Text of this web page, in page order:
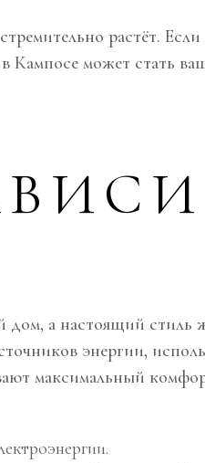
растёт.
Кампосе может стать
а настоящий
энергии,
максимальный